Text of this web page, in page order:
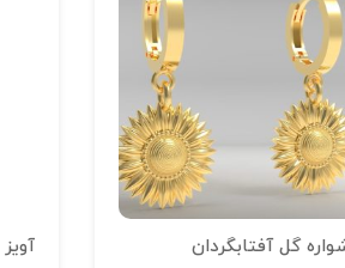
گل آفتابگردان